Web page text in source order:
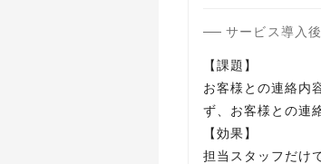
サービス導入
【課題】
お客様との連絡内
ず、お客様との連
【効果】
担当スタッフだけ